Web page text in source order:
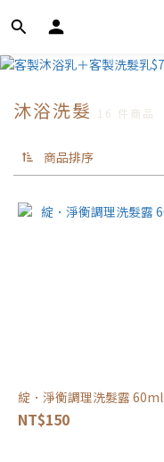
沐浴洗髮 16 件商品
商品排序
綻．淨衡調理洗髮露 60ml
NT$150